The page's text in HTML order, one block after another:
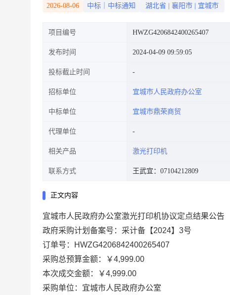
2026-08-06 中标｜中标通知 湖北省 襄阳市 宜城市
项目编号 HWZG4206842400265407
发布时间 2024-04-09 09:59:05
投标截止时间
招标单位 宜城市人民政府办公室
中标单位 宜城市鼎荣商贸
代理单位
相关产品 激光打印机
联系方式 王武宜：07104212809
正文内容
宜城市人民政府办公室激光打印机协议定点结果公告
政府采购计划备案号：采计备【2024】3号
订单号：
HWZG4206842400265407
采购总预算金额：￥4,999.00
本次成交金额：
￥4,999.00
采购单位：宜城市人民政府办公室